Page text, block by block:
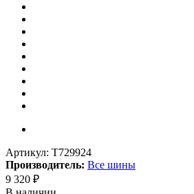
Артикул: T729924
Производитель: Все шины
9 320 ₽